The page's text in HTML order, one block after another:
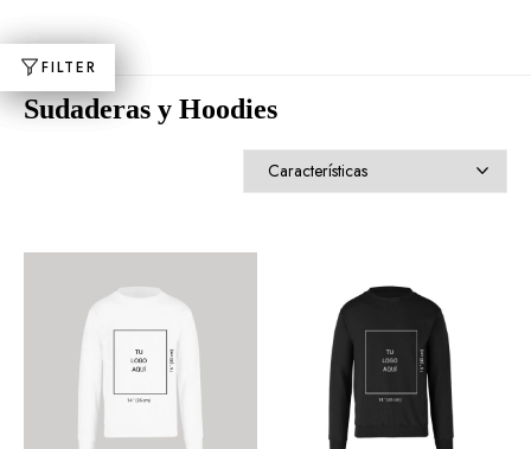
FILTER
Sudaderas y Hoodies
FILTER
FILTER